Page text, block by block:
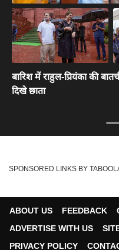
बारिश में राहुल-प्रियंका की
दिखे छाता
SPONSORED LINKS BY
ABOUT US FEEDBACK
ADVERTISE WITH US
PRIVACY POLICY